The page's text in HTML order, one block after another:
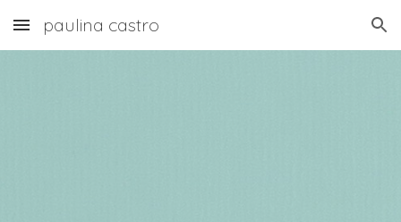
Skip to main content Skip to navigation
paulina castro